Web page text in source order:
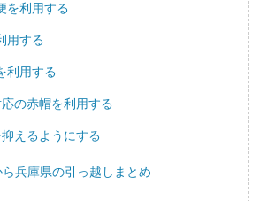
を利用する
用する
利用する
の赤帽を利用する
えるようにする
兵庫県の引っ越しまとめ